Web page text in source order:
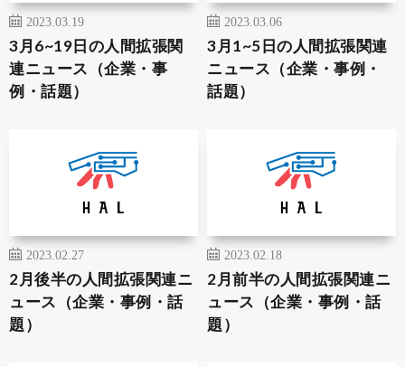
2023.03.19
3月6~19日の人間拡張関
連ニュース（企業・事
例・話題）
2023.03.06
3月1~5日の人間拡張関連
ニュース（企業・事例・
話題）
2023.02.27
2月後半の人間拡張関連ニ
ュース（企業・事例・話
題）
2023.02.18
2月前半の人間拡張関連ニ
ュース（企業・事例・話
題）